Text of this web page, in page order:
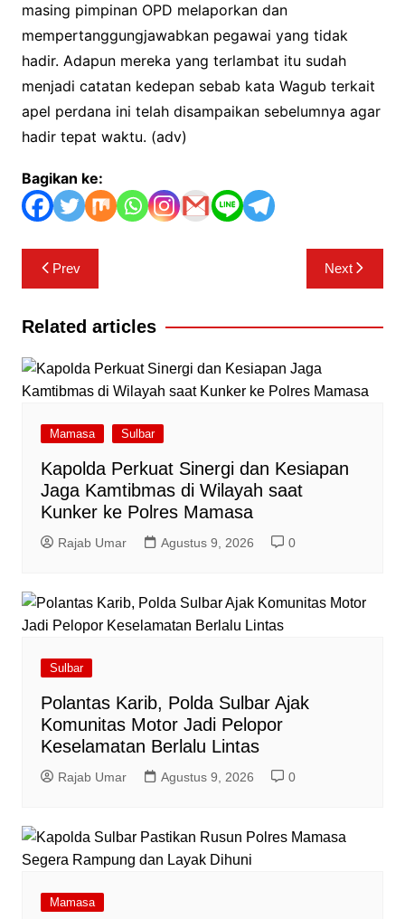
masing pimpinan OPD melaporkan dan
mempertanggungjawabkan pegawai yang tidak
hadir. Adapun mereka yang terlambat itu sudah
menjadi catatan kedepan sebab kata Wagub terkait
apel perdana ini telah disampaikan sebelumnya agar
hadir tepat waktu. (adv)
Bagikan ke:
Navigasi
pos
Prev Next
Related articles
Mamasa Sulbar
Kapolda Perkuat Sinergi dan Kesiapan
Jaga Kamtibmas di Wilayah saat
Kunker ke Polres Mamasa
Rajab Umar Agustus 9, 2026 0
Sulbar
Polantas Karib, Polda Sulbar Ajak
Komunitas Motor Jadi Pelopor
Keselamatan Berlalu Lintas
Rajab Umar Agustus 9, 2026 0
Mamasa